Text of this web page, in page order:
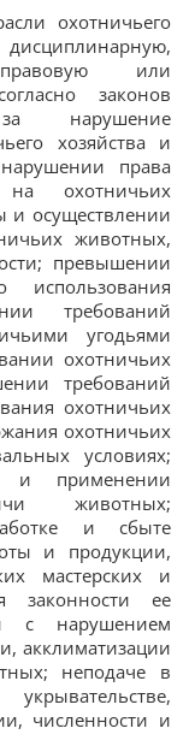
охотничьего
дисциплинарную,
правовую или
законов
нарушение
хозяйства и
права
на охотничьих
и осуществлении
животных,
превышении
требований
угодьями
охотничьих
требований
охотничьих
охотничьих
условиях;
и применении
животных;
и сбыте
и продукции,
мастерских и
законности ее
с нарушением
акклиматизации
неподаче в
численности и